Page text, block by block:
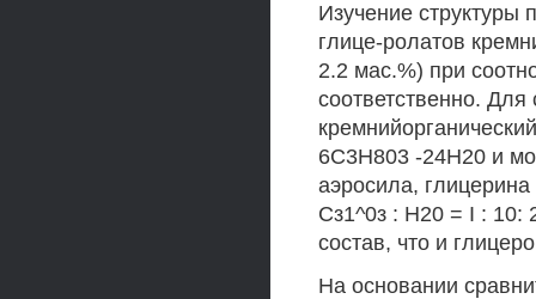
Изучение структуры
глице-ролатов
2.2 мас.%) при
соответственно.
6С3Н803 -24Н20 и
аэросила,
Сз1^0з : Н20 = I : 10:
состав, что и
На основании